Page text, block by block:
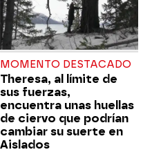
MOMENTO DESTACADO
Theresa, al límite de
sus fuerzas,
encuentra unas huellas
de ciervo que podrían
cambiar su suerte en
Aislados